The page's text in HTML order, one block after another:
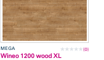
MEGA (0)
Wineo 1200 wood XL